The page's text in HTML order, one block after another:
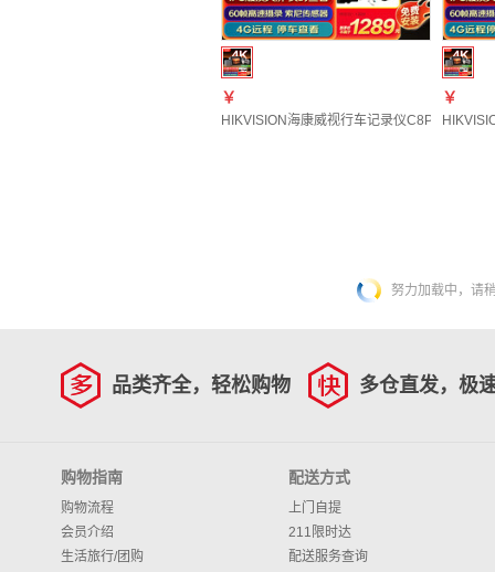
￥
HIKVISION海康威视行车记录仪C8Pro 4K超
￥
努力加载中，请
品类齐全，轻松购物 多仓直发，极
购物指南
购物流程
会员介绍
生活旅行/团购
配送方式
上门自提
211限时达
配送服务查询